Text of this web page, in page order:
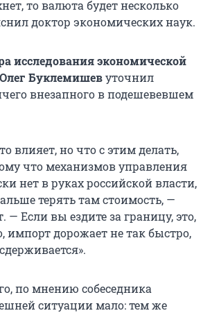
то валюта будет несколько
доктор экономических наук.
исследования экономической
Буклемишевуточнил
внезапного в подешевевшем
влияет, но что с этим делать,
что механизмов управления
нет в руках российской власти,
терять там стоимость, —
— Если вы ездите за границу, это,
импорт дорожает не так быстро,
по мнению собеседника
ситуации мало: тем же